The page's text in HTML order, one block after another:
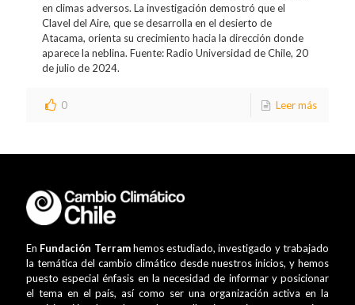
en climas adversos. La investigación demostró que el
Clavel del Aire, que se desarrolla en el desierto de
Atacama, orienta su crecimiento hacia la dirección donde
aparece la neblina. Fuente: Radio Universidad de Chile, 20
de julio de 2024.
0 Leer más
En Fundación Terramhemos estudiado, investigado y trabajado
la temática del cambio climático desde nuestros inicios, y hemos
puesto especial énfasis en la necesidad de informar y posicionar
el tema en el país, así como ser una organización activa en la